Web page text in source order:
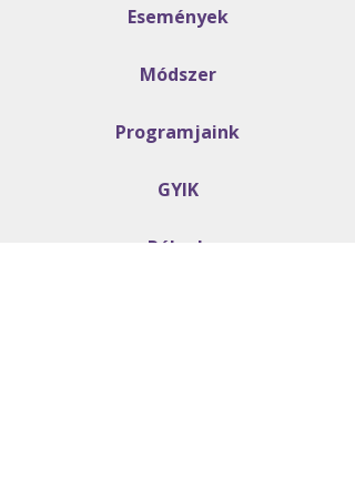
Események
Módszer
Programjaink
GYIK
Rólunk